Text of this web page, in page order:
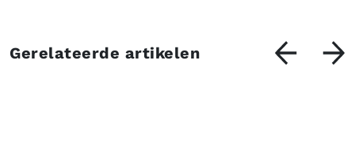
Gerelateerde artikelen